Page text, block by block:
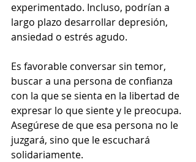
experimentado. Incluso, podrían a
largo plazo desarrollar depresión,
ansiedad o estrés agudo.
Es favorable conversar sin temor,
buscar a una persona de confianza
con la que se sienta en la libertad de
expresar lo que siente y le preocupa.
Asegúrese de que esa persona no le
juzgará, sino que le escuchará
solidariamente.